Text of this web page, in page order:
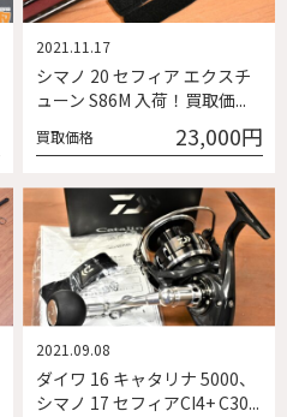
シマノ 20 セフィア エクスチ
ューン S86M 入荷！買取価...
2021.11.17
買取価格 23,000円
ダイワ 16 キャタリナ 5000、
シマノ 17 セフィアCI4+ C30...
2021.09.08